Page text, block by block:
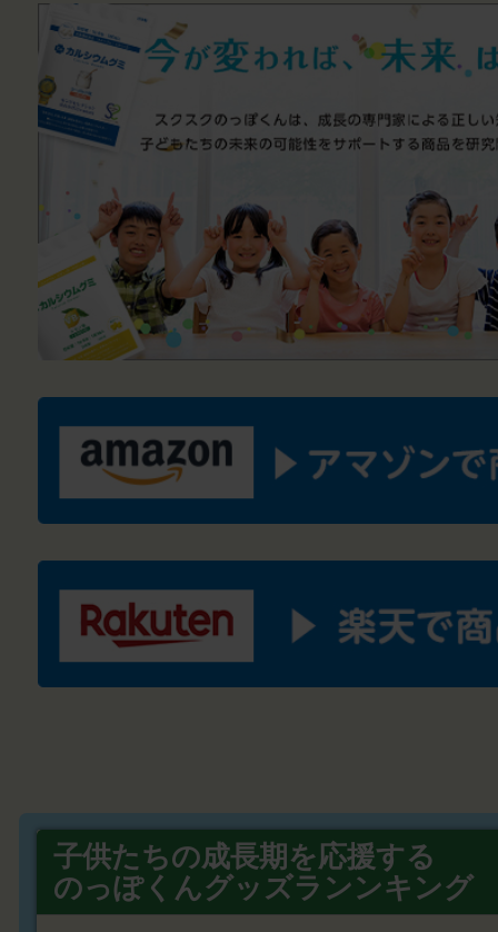
子供たちの成長期を応援する
のっぽくんグッズランンキング